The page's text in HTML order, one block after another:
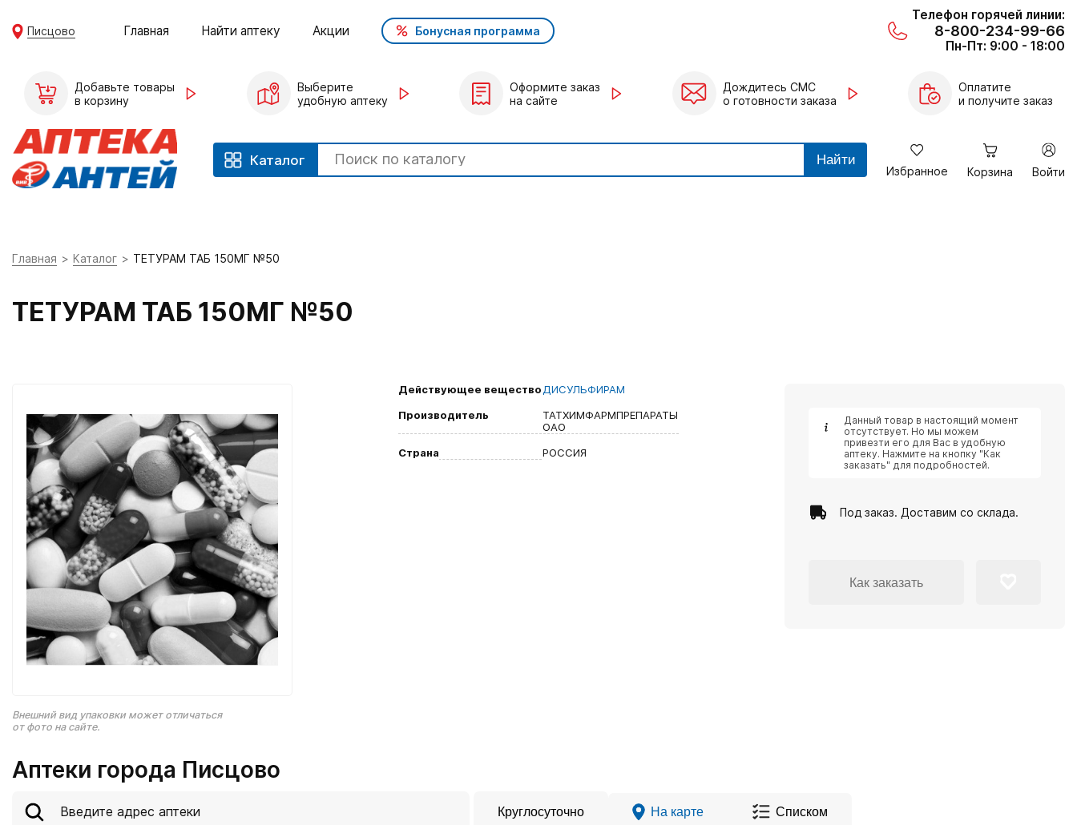
Писцово Главная Найти аптеку Акции Бонусная программа
Телефон горячей линии:
8-800-234-99-66
Пн-Пт: 9:00 - 18:00
Добавьте товары
в корзину
Выберите
удобную аптеку
Оформите заказ
на сайте
Дождитесь СМС
о готовности заказа
Оплатите
и получите заказ
Каталог Найти
Избранное Корзина Войти
Главная Каталог ТЕТУРАМ ТАБ 150МГ №50
ТЕТУРАМ ТАБ 150МГ №50
Внешний вид упаковки может отличаться
от фото на сайте.
Действующее веществоДИСУЛЬФИРАМ
Производитель
ТАТХИМФАРМПРЕПАРАТЫ
ОАО
Страна
РОССИЯ
Данный товар в настоящий момент
отсутствует. Но мы можем
привезти его для Вас в удобную
аптеку. Нажмите на кнопку "Как
заказать" для подробностей.
Под заказ. Доставим со склада.
Как заказать
Аптеки города Писцово
Круглосуточно На карте Списком